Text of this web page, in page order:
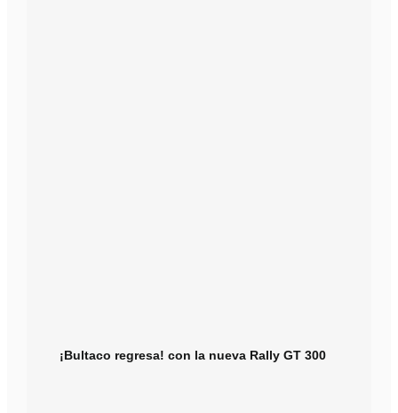
¡Bultaco regresa! con la nueva Rally GT 300